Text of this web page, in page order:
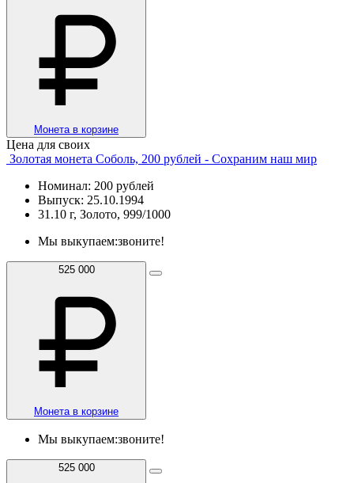
Монета в корзине
Цена для своих
Золотая монета Соболь, 200 рублей - Сохраним наш мир
Номинал: 200 рублей
Выпуск: 25.10.1994
31.10 г, Золото, 999/1000
Мы выкупаем:звоните!
525 000
Монета в корзине
Мы выкупаем:звоните!
525 000